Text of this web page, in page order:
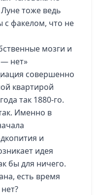
тоже ведь
с факелом, что не
мозги и
нет»
совершенно
квартирой
так 1880-го.
Именно в
и
идея
бы для ничего.
есть время